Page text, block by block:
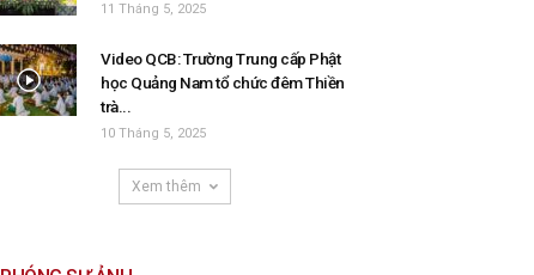
11 Tháng 5, 2025
Video QCB: Trường Trung cấp Phật
học Quảng Nam tổ chức đêm Thiền
trà...
10 Tháng 5, 2025
Xem thêm